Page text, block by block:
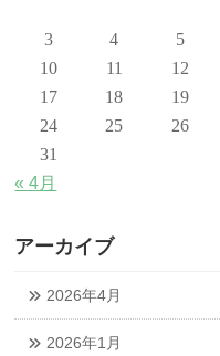
3
4 5
10
11 12
17
18 19
24
25 26
31
« 4月
アーカイブ
2026年4月
2026年1月